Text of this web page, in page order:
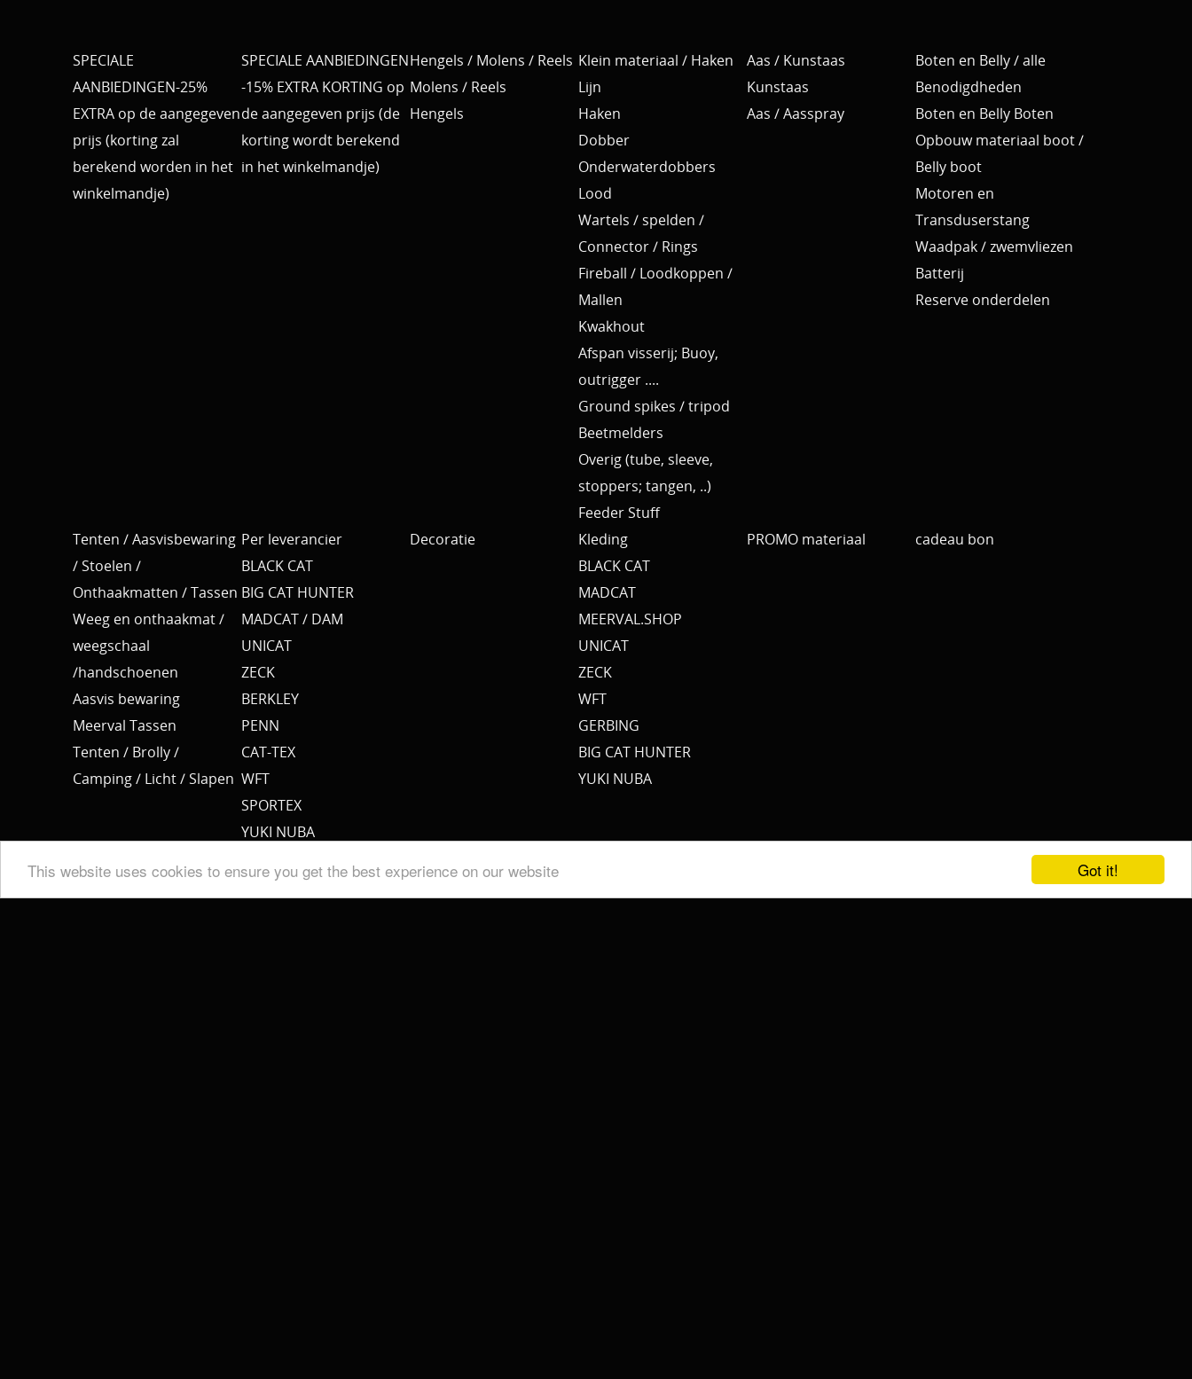
Got it!
This website uses cookies to ensure you get the best experience on our website
SPECIALE
AANBIEDINGEN-25%
EXTRA op de aangegeven
prijs (korting zal
berekend worden in het
winkelmandje)
SPECIALE AANBIEDINGEN
-15% EXTRA KORTING op
de aangegeven prijs (de
korting wordt berekend
in het winkelmandje)
Hengels / Molens / Reels
Molens / Reels
Hengels
Klein materiaal / Haken
Lijn
Haken
Dobber
Onderwaterdobbers
Lood
Wartels / spelden /
Connector / Rings
Fireball / Loodkoppen /
Mallen
Kwakhout
Afspan visserij; Buoy,
outrigger ....
Ground spikes / tripod
Beetmelders
Overig (tube, sleeve,
stoppers; tangen, ..)
Feeder Stuff
Aas / Kunstaas
Kunstaas
Aas / Aasspray
Boten en Belly / alle
Benodigdheden
Boten en Belly Boten
Opbouw materiaal boot /
Belly boot
Motoren en
Transduserstang
Waadpak / zwemvliezen
Batterij
Reserve onderdelen
Tenten / Aasvisbewaring
/ Stoelen /
Onthaakmatten / Tassen
Weeg en onthaakmat /
weegschaal
/handschoenen
Aasvis bewaring
Meerval Tassen
Tenten / Brolly /
Camping / Licht / Slapen
Per leverancier
BLACK CAT
BIG CAT HUNTER
MADCAT / DAM
UNICAT
ZECK
BERKLEY
PENN
CAT-TEX
WFT
SPORTEX
YUKI NUBA
SPRO
Decoratie
Kleding
BLACK CAT
MADCAT
MEERVAL.SHOP
UNICAT
ZECK
WFT
GERBING
BIG CAT HUNTER
YUKI NUBA
PROMO materiaal cadeau bon